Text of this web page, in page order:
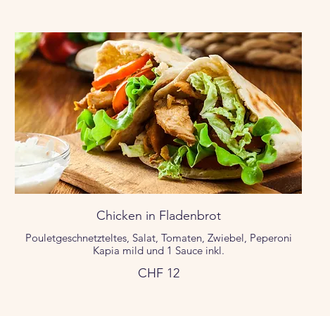
Chicken in Fladenbrot
Pouletgeschnetzteltes, Salat, Tomaten, Zwiebel, Peperoni
Kapia mild und 1 Sauce inkl.
CHF 12